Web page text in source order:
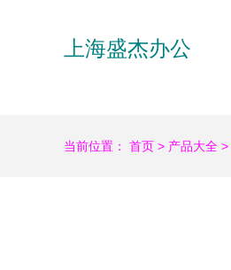
上海盛杰办公
当前位置： 首页 > 产品大全 >